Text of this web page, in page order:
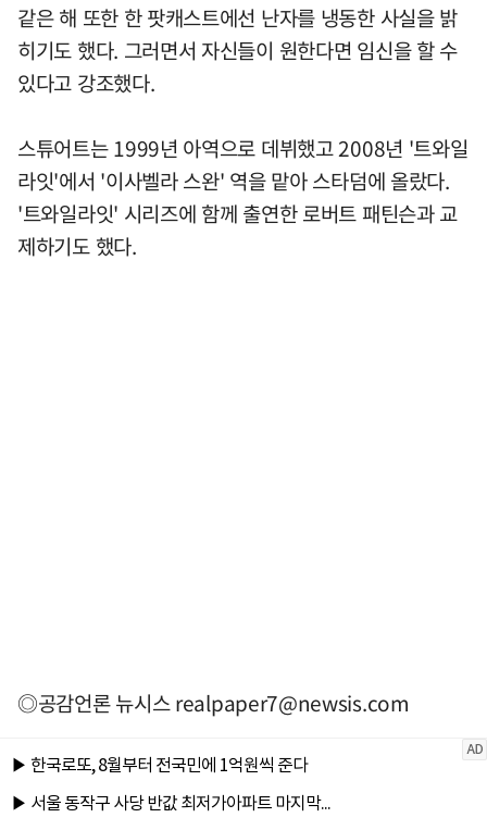
같은 해 또한 한 팟캐스트에선 난자를 냉동한 사실을 밝
히기도 했다. 그러면서 자신들이 원한다면 임신을 할 수
있다고 강조했다.
스튜어트는 1999년 아역으로 데뷔했고 2008년 '트와일
라잇'에서 '이사벨라 스완' 역을 맡아 스타덤에 올랐다.
'트와일라잇' 시리즈에 함께 출연한 로버트 패틴슨과 교
제하기도 했다.
◎공감언론 뉴시스realpaper7@newsis.com